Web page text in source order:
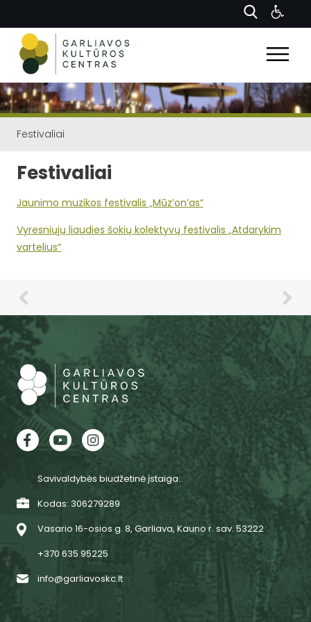
Festivaliai
Festivaliai
Jaunimo muzikos festivalis „Mūz’on’as“
Vyresniųjų liaudies šokių kolektyvų festivalis „Atdarykim
vartelius“
Savivaldybės biudžetinė įstaiga.
Kodas: 306279289
Vasario 16-osios g. 8, Garliava, Kauno r. sav. 53222
+370 635 95225
info@garliavoskc.lt